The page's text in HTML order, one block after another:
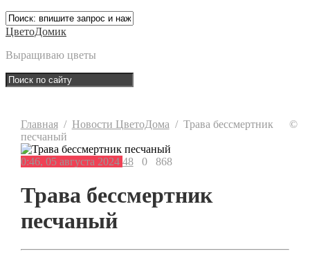
ЦветоДомик
Выращиваю цветы
Главная/ Новости ЦветоДома / Трава бессмертник
песчаный
0:46, 05 августа 2024 48 0 868
Трава бессмертник
песчаный
©